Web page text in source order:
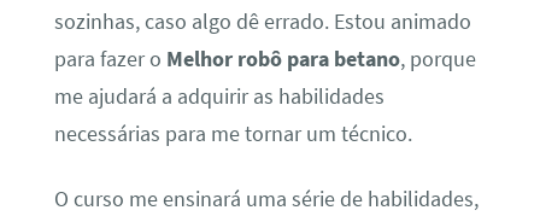
sozinhas, caso algo dê errado. Estou animado
para fazer o Melhor robô para betano, porque
me ajudará a adquirir as habilidades
necessárias para me tornar um técnico.
O curso me ensinará uma série de habilidades,